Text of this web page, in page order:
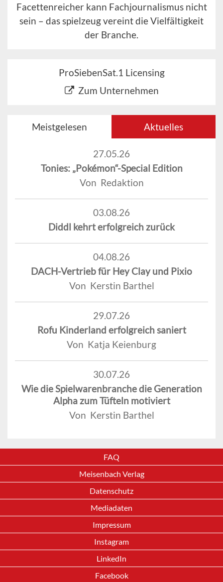
Facettenreicher kann Fachjournalismus nicht
sein – das spielzeug vereint die Vielfältigkeit
der Branche.
ProSiebenSat.1 Licensing
Zum Unternehmen
Meistgelesen Aktuelles
27.05.26
Tonies: „Pokémon“-Special Edition
Von Redaktion
03.08.26
Diddl kehrt erfolgreich zurück
04.08.26
DACH-Vertrieb für Hey Clay und Pixio
Von Kerstin Barthel
29.07.26
Rofu Kinderland erfolgreich saniert
Von Katja Keienburg
30.07.26
Wie die Spielwarenbranche die Generation
Alpha zum Tüfteln motiviert
Von Kerstin Barthel
FAQ
Meisenbach Verlag
Datenschutz
Mediadaten
Impressum
Instagram
LinkedIn
Facebook